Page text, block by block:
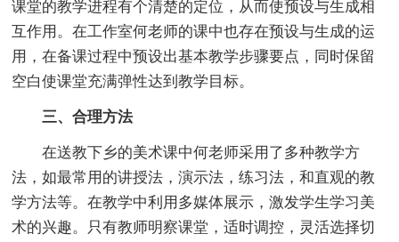
课堂的教学进程有个清楚的定位，从而使预设与生成相
互作用。在工作室何老师的课中也存在预设与生成的运
用，在备课过程中预设出基本教学步骤要点，同时保留
空白使课堂充满弹性达到教学目标。
三、合理方法
在送教下乡的美术课中何老师采用了多种教学方
法，如最常用的讲授法，演示法，练习法，和直观的教
学方法等。在教学中利用多媒体展示，激发学生学习美
术的兴趣。只有教师明察课堂，适时调控，灵活选择切